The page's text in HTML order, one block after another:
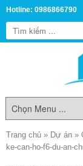
Hotline: 0986866790
Trang chủ » Dự án »
ke-can-ho-f6-du-an-